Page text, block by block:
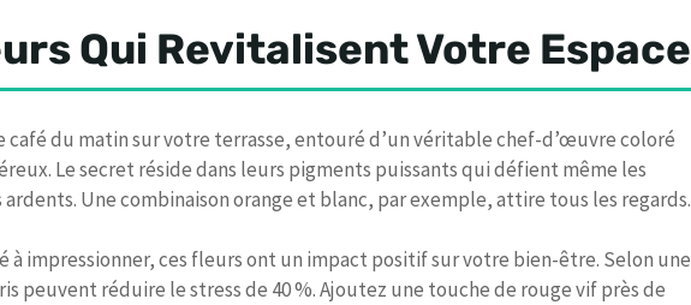
Qui Revitalisent Votre Espace
café du matin sur votre terrasse, entouré d’un véritable chef-d’œuvre coloré
Le secret réside dans leurs pigments puissants qui défient même les
Une combinaison orange et blanc, par exemple, attire tous les regards.
à impressionner, ces fleurs ont un impact positif sur votre bien-être. Selon une
peuvent réduire le stress de 40 %. Ajoutez une touche de rouge vif près de